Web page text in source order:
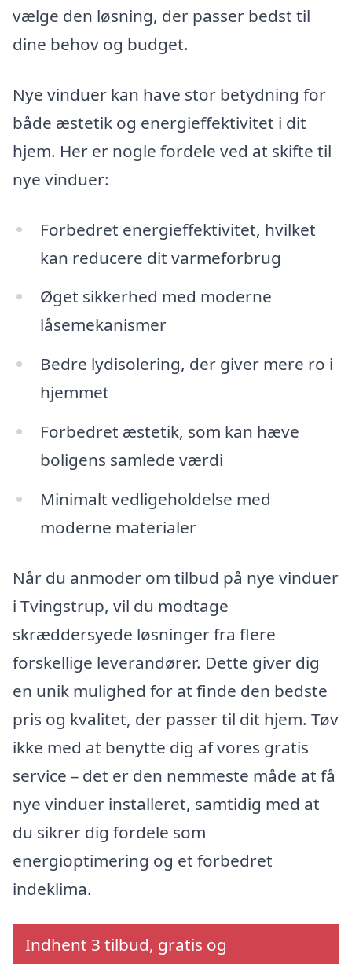
vælge den løsning, der passer bedst til
dine behov og budget.
Nye vinduer kan have stor betydning for
både æstetik og energieffektivitet i dit
hjem. Her er nogle fordele ved at skifte til
nye vinduer:
Forbedret energieffektivitet, hvilket
kan reducere dit varmeforbrug
Øget sikkerhed med moderne
låsemekanismer
Bedre lydisolering, der giver mere ro i
hjemmet
Forbedret æstetik, som kan hæve
boligens samlede værdi
Minimalt vedligeholdelse med
moderne materialer
Når du anmoder om tilbud på nye vinduer
i Tvingstrup, vil du modtage
skræddersyede løsninger fra flere
forskellige leverandører. Dette giver dig
en unik mulighed for at finde den bedste
pris og kvalitet, der passer til dit hjem. Tøv
ikke med at benytte dig af vores gratis
service – det er den nemmeste måde at få
nye vinduer installeret, samtidig med at
du sikrer dig fordele som
energioptimering og et forbedret
indeklima.
Indhent 3 tilbud, gratis og